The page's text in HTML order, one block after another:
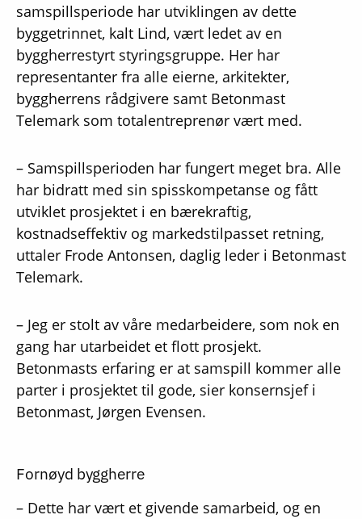
samspillsperiode har utviklingen av dette
byggetrinnet, kalt Lind, vært ledet av en
byggherrestyrt styringsgruppe. Her har
representanter fra alle eierne, arkitekter,
byggherrens rådgivere samt Betonmast
Telemark som totalentreprenør vært med.
– Samspillsperioden har fungert meget bra. Alle
har bidratt med sin spisskompetanse og fått
utviklet prosjektet i en bærekraftig,
kostnadseffektiv og markedstilpasset retning,
uttaler Frode Antonsen, daglig leder i Betonmast
Telemark.
– Jeg er stolt av våre medarbeidere, som nok en
gang har utarbeidet et flott prosjekt.
Betonmasts erfaring er at samspill kommer alle
parter i prosjektet til gode, sier konsernsjef i
Betonmast, Jørgen Evensen.
Fornøyd byggherre
– Dette har vært et givende samarbeid, og en